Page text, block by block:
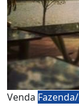
Venda